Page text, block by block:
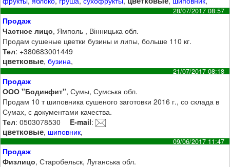
28/07/2017 08:57
Продаж
Частное лицо, Ямполь , Вінницька обл.
Продам сушеные цветки бузины и липы, больше 110 кг.
Тел: +380683001449
цветковые,бузина,
21/07/2017 08:18
Продаж
ООО "Бодинфит", Сумы, Сумська обл.
Продам 10 т шиповника сушеного заготовки 2016 г., со склада в
Сумах, с документами качества.
Тел: 0503078530 E-mail:
цветковые, шиповник,
09/06/2017 11:47
Продаж
Физлицо, Старобельск, Луганська обл.